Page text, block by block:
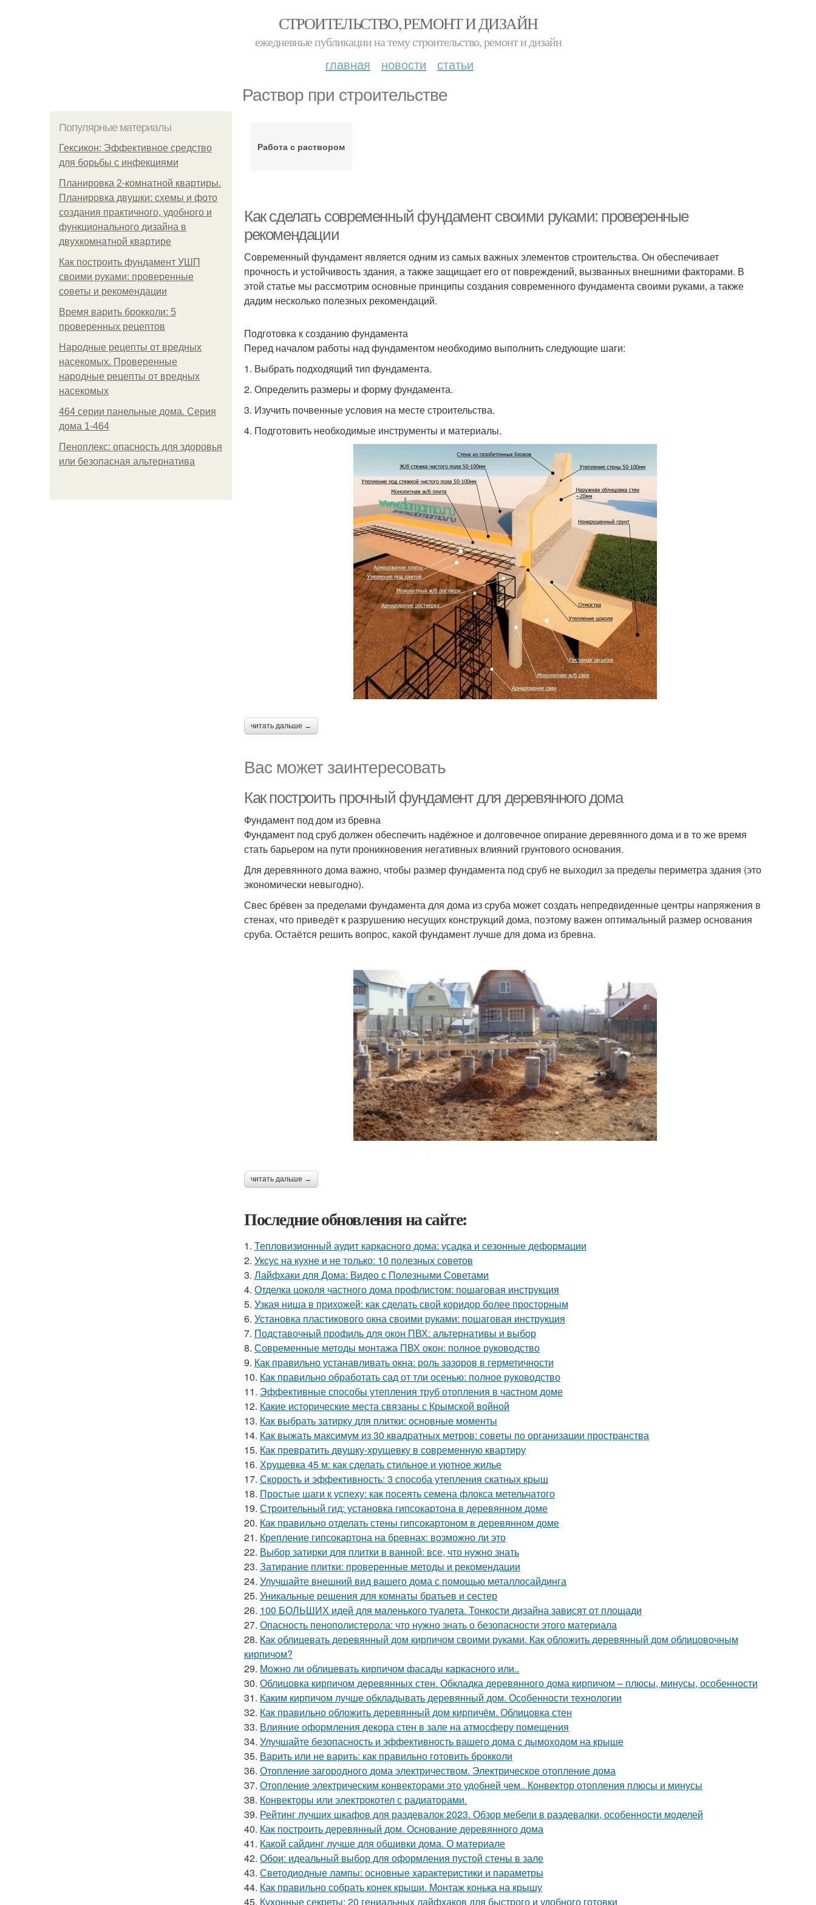
СТРОИТЕЛЬСТВО, РЕМОНТ И ДИЗАЙН
ежедневные публикации на тему строительство, ремонт и дизайн
главная новости статьи
Раствор при строительстве
Популярные материалы
Гексикон: Эффективное средство
для борьбы с инфекциями
Планировка 2-комнатной квартиры.
Планировка двушки: схемы и фото
создания практичного, удобного и
функционального дизайна в
двухкомнатной квартире
Как построить фундамент УШП
своими руками: проверенные
советы и рекомендации
Время варить брокколи: 5
проверенных рецептов
Народные рецепты от вредных
насекомых. Проверенные
народные рецепты от вредных
насекомых
464 серии панельные дома. Серия
дома 1-464
Пеноплекс: опасность для здоровья
или безопасная альтернатива
Работа с раствором
Как сделать современный фундамент своими руками: проверенные
рекомендации
Современный фундамент является одним из самых важных элементов строительства. Он обеспечивает
прочность и устойчивость здания, а также защищает его от повреждений, вызванных внешними факторами. В
этой статье мы рассмотрим основные принципы создания современного фундамента своими руками, а также
дадим несколько полезных рекомендаций.
Подготовка к созданию фундамента
Перед началом работы над фундаментом необходимо выполнить следующие шаги:
1. Выбрать подходящий тип фундамента.
2. Определить размеры и форму фундамента.
3. Изучить почвенные условия на месте строительства.
4. Подготовить необходимые инструменты и материалы.
читать дальше →
Вас может заинтересовать
Как построить прочный фундамент для деревянного дома
Фундамент под дом из бревна
Фундамент под сруб должен обеспечить надёжное и долговечное опирание деревянного дома и в то же время
стать барьером на пути проникновения негативных влияний грунтового основания.
Для деревянного дома важно, чтобы размер фундамента под сруб не выходил за пределы периметра здания (это
экономически невыгодно).
Свес брёвен за пределами фундамента для дома из сруба может создать непредвиденные центры напряжения в
стенах, что приведёт к разрушению несущих конструкций дома, поэтому важен оптимальный размер основания
сруба. Остаётся решить вопрос, какой фундамент лучше для дома из бревна.
читать дальше →
Последние обновления на сайте:
1. Тепловизионный аудит каркасного дома: усадка и сезонные деформации
2. Уксус на кухне и не только: 10 полезных советов
3. Лайфхаки для Дома: Видео с Полезными Советами
4. Отделка цоколя частного дома профлистом: пошаговая инструкция
5. Узкая ниша в прихожей: как сделать свой коридор более просторным
6. Установка пластикового окна своими руками: пошаговая инструкция
7. Подставочный профиль для окон ПВХ: альтернативы и выбор
8. Современные методы монтажа ПВХ окон: полное руководство
9. Как правильно устанавливать окна: роль зазоров в герметичности
10. Как правильно обработать сад от тли осенью: полное руководство
11. Эффективные способы утепления труб отопления в частном доме
12. Какие исторические места связаны с Крымской войной
13. Как выбрать затирку для плитки: основные моменты
14. Как выжать максимум из 30 квадратных метров: советы по организации пространства
15. Как превратить двушку-хрущевку в современную квартиру
16. Хрущевка 45 м: как сделать стильное и уютное жилье
17. Скорость и эффективность: 3 способа утепления скатных крыш
18. Простые шаги к успеху: как посеять семена флокса метельчатого
19. Строительный гид: установка гипсокартона в деревянном доме
20. Как правильно отделать стены гипсокартоном в деревянном доме
21. Крепление гипсокартона на бревнах: возможно ли это
22. Выбор затирки для плитки в ванной: все, что нужно знать
23. Затирание плитки: проверенные методы и рекомендации
24. Улучшайте внешний вид вашего дома с помощью металлосайдинга
25. Уникальные решения для комнаты братьев и сестер
26. 100 БОЛЬШИХ идей для маленького туалета. Тонкости дизайна зависят от площади
27. Опасность пенополистерола: что нужно знать о безопасности этого материала
28. Как облицевать деревянный дом кирпичом своими руками. Как обложить деревянный дом облицовочным
кирпичом?
29. Можно ли облицевать кирпичом фасады каркасного или..
30. Облицовка кирпичом деревянных стен. Обкладка деревянного дома кирпичом – плюсы, минусы, особенности
31. Каким кирпичом лучше обкладывать деревянный дом. Особенности технологии
32. Как правильно обложить деревянный дом кирпичём. Облицовка стен
33. Влияние оформления декора стен в зале на атмосферу помещения
34. Улучшайте безопасность и эффективность вашего дома с дымоходом на крыше
35. Варить или не варить: как правильно готовить брокколи
36. Отопление загородного дома электричеством. Электрическое отопление дома
37. Отопление электрическим конвекторами это удобней чем.. Конвектор отопления плюсы и минусы
38. Конвекторы или электрокотел с радиаторами.
39. Рейтинг лучших шкафов для раздевалок 2023. Обзор мебели в раздевалки, особенности моделей
40. Как построить деревянный дом. Основание деревянного дома
41. Какой сайдинг лучше для обшивки дома. О материале
42. Обои: идеальный выбор для оформления пустой стены в зале
43. Светодиодные лампы: основные характеристики и параметры
44. Как правильно собрать конек крыши. Монтаж конька на крышу
45. Кухонные секреты: 20 гениальных лайфхаков для быстрого и удобного готовки